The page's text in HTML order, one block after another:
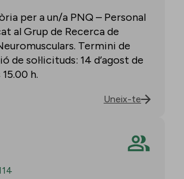
per a un/a PNQ – Personal
al Grup de Recerca de
Termini de
de sol·licituds: 14 d’agost de
h.
Uneix-te